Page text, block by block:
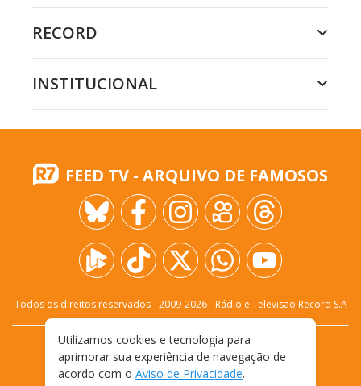
RECORD
INSTITUCIONAL
FEED TV - ARQUIVO DE FAMOSOS
Todos os direitos reservados - 2009-2026- Rádio e Televisão Record S.A
FALE CONOSCO
PRIVACIDADE
TERMOS E CONDIÇÕES DE USO
Utilizamos cookies e tecnologia para
aprimorar sua experiência de navegação de
acordo com o Aviso de Privacidade.